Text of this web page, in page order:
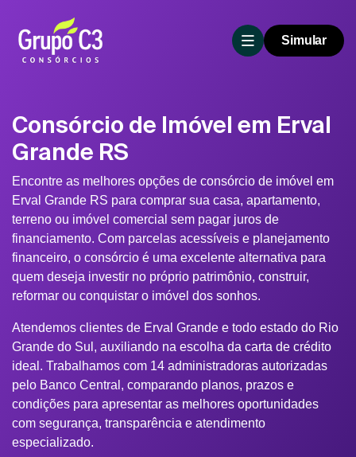
Simular
Consórcio de Imóvel em Erval
Grande RS
Encontre as melhores opções de consórcio de imóvel em
Erval Grande RS para comprar sua casa, apartamento,
terreno ou imóvel comercial sem pagar juros de
financiamento. Com parcelas acessíveis e planejamento
financeiro, o consórcio é uma excelente alternativa para
quem deseja investir no próprio patrimônio, construir,
reformar ou conquistar o imóvel dos sonhos.
Atendemos clientes de Erval Grande e todo estado do Rio
Grande do Sul, auxiliando na escolha da carta de crédito
ideal. Trabalhamos com 14 administradoras autorizadas
pelo Banco Central, comparando planos, prazos e
condições para apresentar as melhores oportunidades
com segurança, transparência e atendimento
especializado.